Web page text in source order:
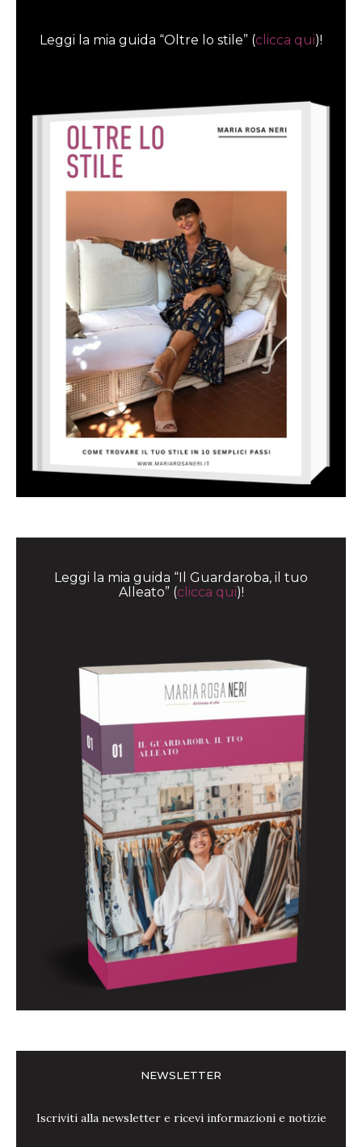
Leggi la mia guida “Oltre lo stile” (clicca qui)!
Leggi la mia guida “Il Guardaroba, il tuo
Alleato” (clicca qui)!
NEWSLETTER
Iscriviti alla newsletter e ricevi informazioni e notizie